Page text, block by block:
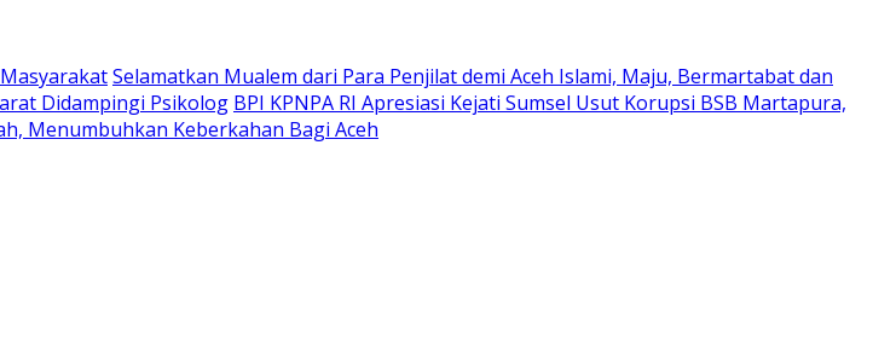
Selamatkan Mualem dari Para Penjilat demi Aceh Islami, Maju, Bermartabat dan
Didampingi Psikolog BPI KPNPA RI Apresiasi Kejati Sumsel Usut Korupsi BSB Martapura,
Menumbuhkan Keberkahan Bagi Aceh